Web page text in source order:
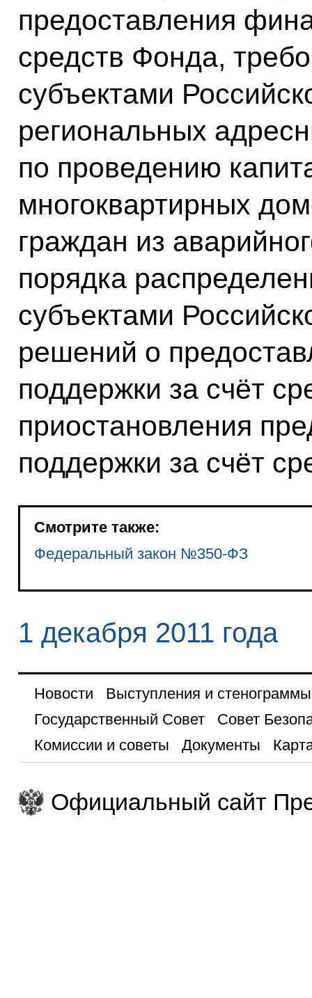
предоставления
средств Фонда,
субъектами
региональных
по проведению
многоквартирных
граждан из
порядка
субъектами
решений о
поддержки за счёт
приостановления
поддержки за счёт
Смотрите также:
Федеральный закон №350-ФЗ
1 декабря 2011 года
Новости
Выступления и стенограммы
Государственный Совет
Совет
Комиссии и советы
Документы
Официальный сайт